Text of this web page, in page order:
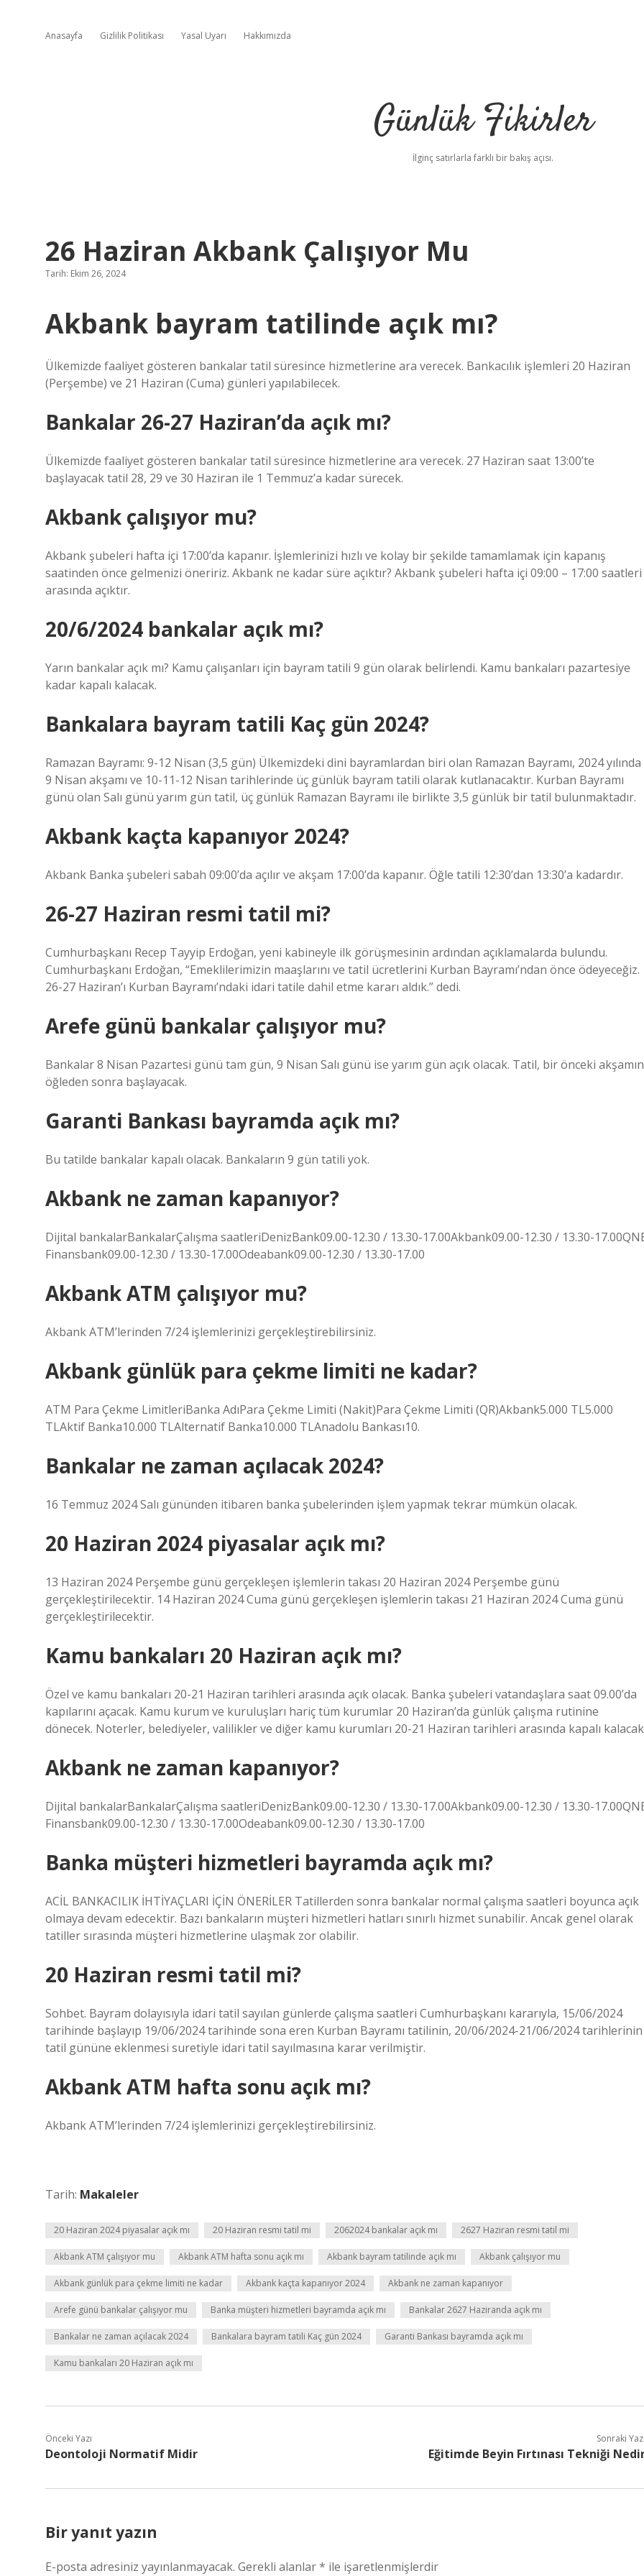
Anasayfa Gizlilik Politikası Yasal Uyarı Hakkımızda
Günlük Fikirler
İlginç satırlarla farklı bir bakış açısı.
26 Haziran Akbank Çalışıyor Mu
Tarih: Ekim 26, 2024
Akbank bayram tatilinde açık mı?
Ülkemizde faaliyet gösteren bankalar tatil süresince hizmetlerine ara verecek. Bankacılık işlemleri 20 Haziran
(Perşembe) ve 21 Haziran (Cuma) günleri yapılabilecek.
Bankalar 26-27 Haziran’da açık mı?
Ülkemizde faaliyet gösteren bankalar tatil süresince hizmetlerine ara verecek. 27 Haziran saat 13:00’te
başlayacak tatil 28, 29 ve 30 Haziran ile 1 Temmuz’a kadar sürecek.
Akbank çalışıyor mu?
Akbank şubeleri hafta içi 17:00’da kapanır. İşlemlerinizi hızlı ve kolay bir şekilde tamamlamak için kapanış
saatinden önce gelmenizi öneririz. Akbank ne kadar süre açıktır? Akbank şubeleri hafta içi 09:00 – 17:00 saatleri
arasında açıktır.
20/6/2024 bankalar açık mı?
Yarın bankalar açık mı? Kamu çalışanları için bayram tatili 9 gün olarak belirlendi. Kamu bankaları pazartesiye
kadar kapalı kalacak.
Bankalara bayram tatili Kaç gün 2024?
Ramazan Bayramı: 9-12 Nisan (3,5 gün) Ülkemizdeki dini bayramlardan biri olan Ramazan Bayramı, 2024 yılında
9 Nisan akşamı ve 10-11-12 Nisan tarihlerinde üç günlük bayram tatili olarak kutlanacaktır. Kurban Bayramı
günü olan Salı günü yarım gün tatil, üç günlük Ramazan Bayramı ile birlikte 3,5 günlük bir tatil bulunmaktadır.
Akbank kaçta kapanıyor 2024?
Akbank Banka şubeleri sabah 09:00’da açılır ve akşam 17:00’da kapanır. Öğle tatili 12:30’dan 13:30’a kadardır.
26-27 Haziran resmi tatil mi?
Cumhurbaşkanı Recep Tayyip Erdoğan, yeni kabineyle ilk görüşmesinin ardından açıklamalarda bulundu.
Cumhurbaşkanı Erdoğan, “Emeklilerimizin maaşlarını ve tatil ücretlerini Kurban Bayramı’ndan önce ödeyeceğiz.
26-27 Haziran’ı Kurban Bayramı’ndaki idari tatile dahil etme kararı aldık.” dedi.
Arefe günü bankalar çalışıyor mu?
Bankalar 8 Nisan Pazartesi günü tam gün, 9 Nisan Salı günü ise yarım gün açık olacak. Tatil, bir önceki akşamın
öğleden sonra başlayacak.
Garanti Bankası bayramda açık mı?
Bu tatilde bankalar kapalı olacak. Bankaların 9 gün tatili yok.
Akbank ne zaman kapanıyor?
Dijital bankalarBankalarÇalışma saatleriDenizBank09.00-12.30 / 13.30-17.00Akbank09.00-12.30 / 13.30-
Finansbank09.00-12.30 / 13.30-17.00Odeabank09.00-12.30 / 13.30-17.00
Akbank ATM çalışıyor mu?
Akbank ATM’lerinden 7/24 işlemlerinizi gerçekleştirebilirsiniz.
Akbank günlük para çekme limiti ne kadar?
ATM Para Çekme LimitleriBanka AdıPara Çekme Limiti (Nakit)Para Çekme Limiti (QR)Akbank5.000 TL5.000
TLAktif Banka10.000 TLAlternatif Banka10.000 TLAnadolu Bankası10.
Bankalar ne zaman açılacak 2024?
16 Temmuz 2024 Salı gününden itibaren banka şubelerinden işlem yapmak tekrar mümkün olacak.
20 Haziran 2024 piyasalar açık mı?
13 Haziran 2024 Perşembe günü gerçekleşen işlemlerin takası 20 Haziran 2024 Perşembe günü
gerçekleştirilecektir. 14 Haziran 2024 Cuma günü gerçekleşen işlemlerin takası 21 Haziran 2024 Cuma günü
gerçekleştirilecektir.
Kamu bankaları 20 Haziran açık mı?
Özel ve kamu bankaları 20-21 Haziran tarihleri ​​arasında açık olacak. Banka şubeleri vatandaşlara saat 09.00’da
kapılarını açacak. Kamu kurum ve kuruluşları hariç tüm kurumlar 20 Haziran’da günlük çalışma rutinine
dönecek. Noterler, belediyeler, valilikler ve diğer kamu kurumları 20-21 Haziran tarihleri ​​arasında kapalı
Akbank ne zaman kapanıyor?
Dijital bankalarBankalarÇalışma saatleriDenizBank09.00-12.30 / 13.30-17.00Akbank09.00-12.30 / 13.30-
Finansbank09.00-12.30 / 13.30-17.00Odeabank09.00-12.30 / 13.30-17.00
Banka müşteri hizmetleri bayramda açık mı?
ACİL BANKACILIK İHTİYAÇLARI İÇİN ÖNERİLER Tatillerden sonra bankalar normal çalışma saatleri boyunca açık
olmaya devam edecektir. Bazı bankaların müşteri hizmetleri hatları sınırlı hizmet sunabilir. Ancak genel olarak
tatiller sırasında müşteri hizmetlerine ulaşmak zor olabilir.
20 Haziran resmi tatil mi?
Sohbet. Bayram dolayısıyla idari tatil sayılan günlerde çalışma saatleri Cumhurbaşkanı kararıyla, 15/06/2024
tarihinde başlayıp 19/06/2024 tarihinde sona eren Kurban Bayramı tatilinin, 20/06/2024-21/06/2024 tarihlerinin
tatil gününe eklenmesi suretiyle idari tatil sayılmasına karar verilmiştir.
Akbank ATM hafta sonu açık mı?
Akbank ATM’lerinden 7/24 işlemlerinizi gerçekleştirebilirsiniz.
Tarih: Makaleler
20 Haziran 2024 piyasalar açık mı 20 Haziran resmi tatil mi 2062024 bankalar açık mı 2627 Haziran resmi tatil mi
Akbank ATM çalışıyor mu Akbank ATM hafta sonu açık mı Akbank bayram tatilinde açık mı Akbank çalışıyor mu
Akbank günlük para çekme limiti ne kadar Akbank kaçta kapanıyor 2024 Akbank ne zaman kapanıyor
Arefe günü bankalar çalışıyor mu Banka müşteri hizmetleri bayramda açık mı Bankalar 2627 Haziranda açık mı
Bankalar ne zaman açılacak 2024 Bankalara bayram tatili Kaç gün 2024 Garanti Bankası bayramda açık mı
Kamu bankaları 20 Haziran açık mı
Önceki Yazı
Deontoloji Normatif Midir
Sonraki
Eğitimde Beyin Fırtınası Tekniği
Bir yanıt yazın
E-posta adresiniz yayınlanmayacak. Gerekli alanlar* ile işaretlenmişlerdir